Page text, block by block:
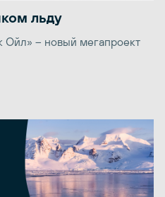
льду
Ойл» – новый мегапроект